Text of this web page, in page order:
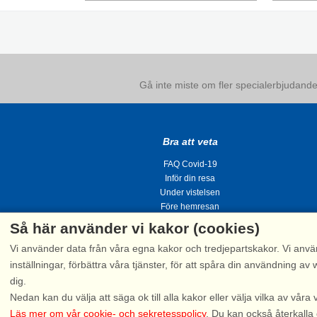
Gå inte miste om fler
Bra att veta
FAQ Covid-19
Inför din resa
Under vistelsen
Före hemresan
Så här använder vi kakor (cookies)
Vi använder data från våra egna kakor och tredjepartskakor. Vi
inställningar, förbättra våra tjänster, för att spåra din användning
dig.
Nedan kan du välja att säga ok till alla kakor eller välja vilka av våra
Läs mer om vår cookie- och sekretesspolicy. Du kan också